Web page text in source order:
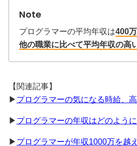
プログラマーの平均年収は400
他の職業に比べて平均年収の高
【関連記事】
▶ プログラマーの気になる時給、
▶ プログラマーの年収はどのよう
▶ プログラマーが年収1000万を越